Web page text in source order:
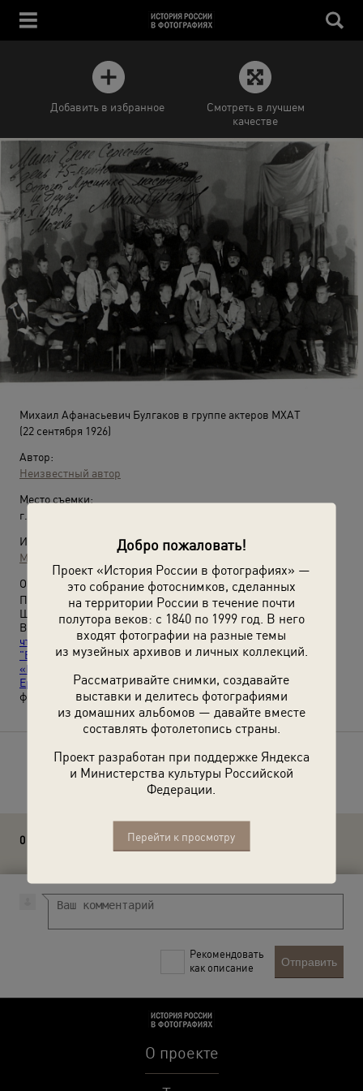
Добро пожаловать!
Проект «История России в фотографиях» —
это собрание фотоснимков, сделанных
на территории России в течение почти
полутора веков: с 1840 по 1999 год. В него
входят фотографии на разные темы
из музейных архивов и личных коллекций.
Рассматривайте снимки, создавайте
выставки и делитесь фотографиями
из домашних альбомов — давайте вместе
составлять фотолетопись страны.
Проект разработан при поддержке Яндекса
и Министерства культуры Российской
Федерации.
Перейти к просмотру
Добавить в избранное
Смотреть в лучшем
качестве
Михаил Афанасьевич Булгаков в группе актеров МХАТ
(22 сентября 1926)
Автор:
Неизвестный автор
Место съемки:
г. Москва
Источники:
Музей Михаила Булгакова
О фотографии:
Пересъемка с фотографии с автографом Елене Сергеевне
Шиловской от 20 октября 1930 года.
Видеолекции «Шелковые носки, монокль и шапка из гризли:
что предпочитал Михаил Булгаков», «Терек, Пушкин,
"Вероломный папаша": Михаил Булгаков во Владикавказе»
«Ближний круг Михаила Булгакова. Марика и Сергей
Ермолинские»и выставка«Михаил Булгаков»с этой
фотографией.
Расскажите друзьям об этом фото
0 комментариев
Рекомендовать
как описание
Отправить
О проекте